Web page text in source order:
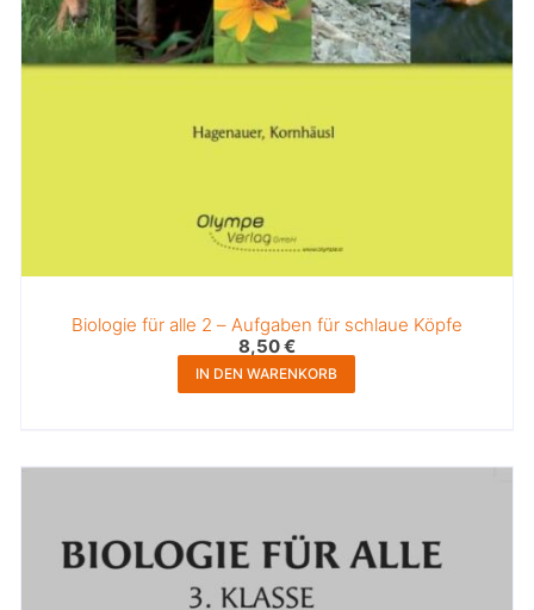
Biologie für alle 2 – Aufgaben für schlaue Köpfe
8,50€
IN DEN WARENKORB